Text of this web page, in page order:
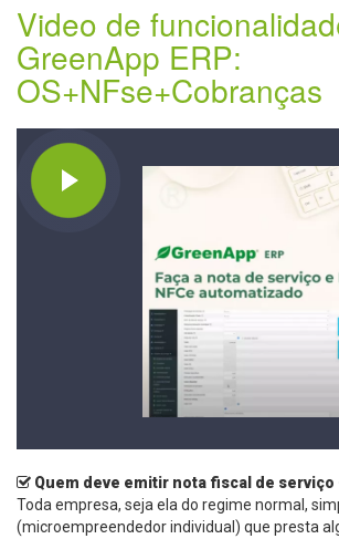
Video de
GreenApp ERP:
OS+NFse+Cobranças
Quem deve emitir nota fiscal de serviço
Toda empresa, seja ela do regime normal,
(microempreendedor individual) que presta